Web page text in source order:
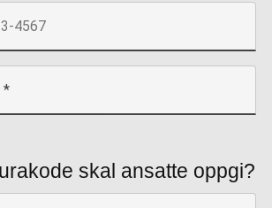
skal ansatte oppgi?